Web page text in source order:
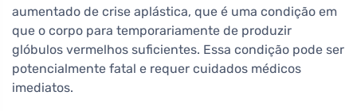
aumentado de crise aplástica, que é uma condição em
que o corpo para temporariamente de produzir
glóbulos vermelhos suficientes. Essa condição pode ser
potencialmente fatal e requer cuidados médicos
imediatos.